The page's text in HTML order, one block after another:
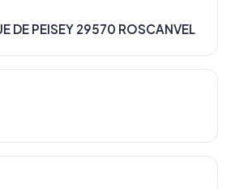
DE PEISEY 29570 ROSCANVEL